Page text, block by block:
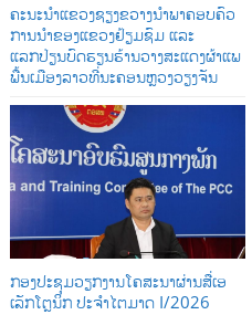
ຄະນະນຳແຂວງຊຽງຂວາງນຳພາຄອບຄົວ
ການນໍາຂອງແຂວງຢ້ຽມຊົມ ແລະ
ແລກປ່ຽນບົດຮຽນຮ້ານວາງສະແດງຜ້າແພ
ພື້ນເມືອງລາວທີ່ນະຄອນຫຼວງວຽງຈັນ
ກອງປະຊຸມວຽກງານໂຄສະນາຜ່ານສື່ເອ
ເລັກໂຕຼນິກ ປະຈໍາໄຕມາດ I/2026